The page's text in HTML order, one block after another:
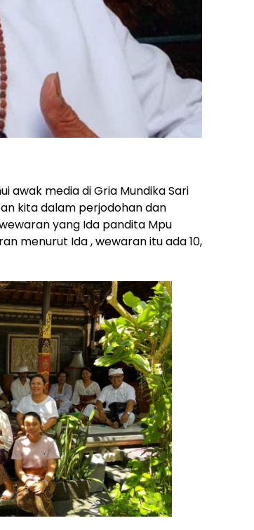
awak media di Gria Mundika Sari
kita dalam perjodohan dan
yang Ida pandita Mpu
menurut Ida , wewaran itu ada 10,